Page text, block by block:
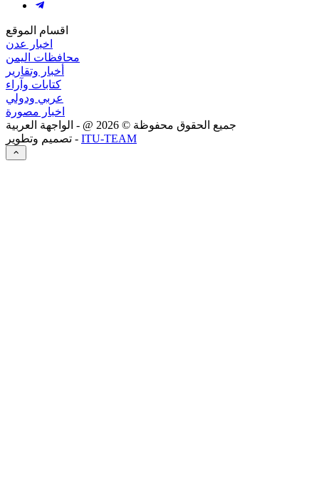
اقسام الموقع
اخبار عدن
محافظات اليمن
أخبار وتقارير
كتابات وآراء
عربي ودولي
اخبار مصورة
جميع الحقوق محفوظة © 2026 @ - الواجهة العربية
تصميم وتطوير - ITU-TEAM